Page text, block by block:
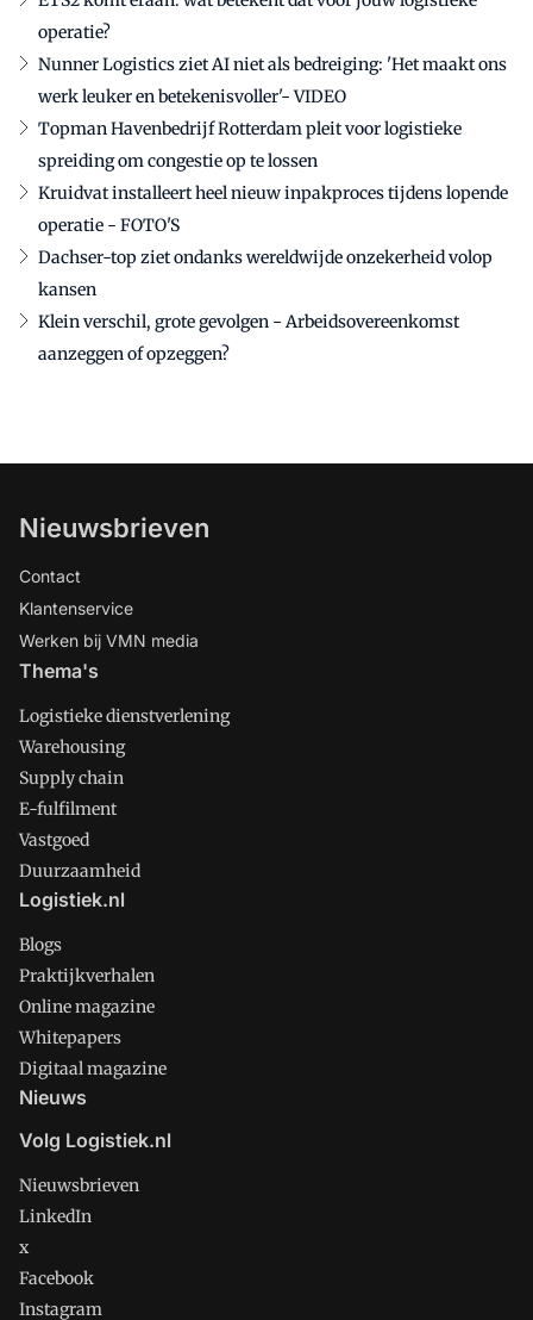
operatie?
Nunner Logistics ziet AI niet als bedreiging: 'Het maakt ons
werk leuker en betekenisvoller'- VIDEO
Topman Havenbedrijf Rotterdam pleit voor logistieke
spreiding om congestie op te lossen
Kruidvat installeert heel nieuw inpakproces tijdens lopende
operatie - FOTO'S
Dachser-top ziet ondanks wereldwijde onzekerheid volop
kansen
Klein verschil, grote gevolgen - Arbeidsovereenkomst
aanzeggen of opzeggen?
Nieuwsbrieven
Contact
Klantenservice
Werken bij VMN media
Thema's
Logistieke dienstverlening
Warehousing
Supply chain
E-fulfilment
Vastgoed
Duurzaamheid
Logistiek.nl
Blogs
Praktijkverhalen
Online magazine
Whitepapers
Digitaal magazine
Nieuws
Volg Logistiek.nl
Nieuwsbrieven
LinkedIn
x
Facebook
Instagram